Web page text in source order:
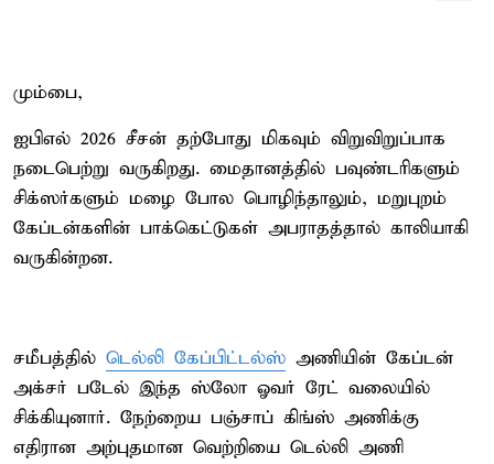
மும்பை,
ஐபிஎல் 2026 சீசன் தற்போது மிகவும் விறுவிறுப்பாக
நடைபெற்று வருகிறது. மைதானத்தில் பவுண்டரிகளும்
சிக்ஸர்களும் மழை போல பொழிந்தாலும், மறுபுறம்
கேப்டன்களின் பாக்கெட்டுகள் அபராதத்தால் காலியாகி
வருகின்றன.
சமீபத்தில் டெல்லி கேப்பிட்டல்ஸ் அணியின் கேப்டன்
அக்சர் படேல் இந்த ஸ்லோ ஓவர் ரேட் வலையில்
சிக்கியுனார். நேற்றைய பஞ்சாப் கிங்ஸ் அணிக்கு
எதிரான அற்புதமான வெற்றியை டெல்லி அணி